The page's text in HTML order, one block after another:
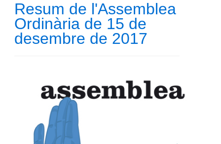
Resum de l'Assemblea
Ordinària de 15 de
desembre de 2017